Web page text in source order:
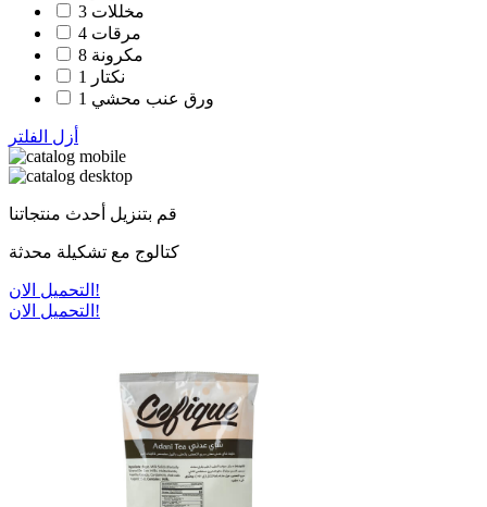
مخللات 3
مرقات 4
مكرونة 8
نكتار
1
ورق عنب محشي 1
أزل الفلتر
قم بتنزيل أحدث منتجاتنا
كتالوج مع تشكيلة محدثة
التحميل الان!
التحميل الان!